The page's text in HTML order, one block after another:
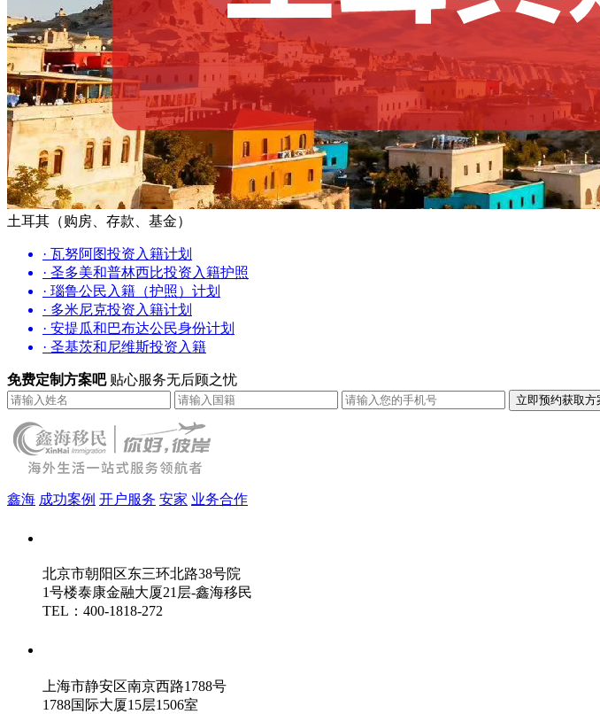
土耳其（购房、存款、基金）
· 瓦努阿图投资入籍计划
· 圣多美和普林西比投资入籍护照
· 瑙鲁公民入籍（护照）计划
· 多米尼克投资入籍计划
· 安提瓜和巴布达公民身份计划
· 圣基茨和尼维斯投资入籍
免费定制方案吧 贴心服务无后顾之忧
鑫海 成功案例 开户服务 安家 业务合作
北京市朝阳区东三环北路38号院
1号楼泰康金融大厦21层-鑫海移民
TEL：400-1818-272
上海市静安区南京西路1788号
1788国际大厦15层1506室